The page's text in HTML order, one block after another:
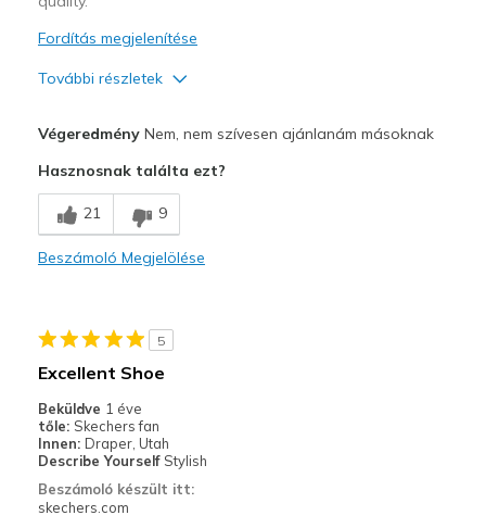
Fordítás megjelenítése
További részletek
Kontra
Noise
Poor Quality
Width
Sizing
Feels true to size
View On Shoes
Shoes are for Wearing
VégeredményNem, nem szívesen ajánlanám másoknak
Hasznosnak találta ezt?
21 9
Beszámoló Megjelölése
5
Excellent Shoe
Beküldve 1 éve
tőle: Skechers fan
Innen: Draper, Utah
Describe Yourself Stylish
Beszámoló készült itt:
skechers.com